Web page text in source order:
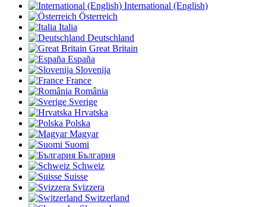
International (English)
Österreich
Italia
Deutschland
Great Britain
España
Slovenija
France
România
Sverige
Hrvatska
Polska
Magyar
Suomi
България
Schweiz
Suisse
Svizzera
Switzerland